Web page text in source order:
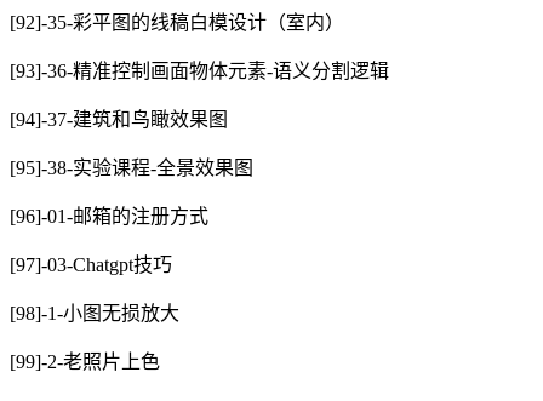
[92]-35-彩平图的线稿白模设计（室内）
[93]-36-精准控制画面物体元素-语义分割逻辑
[94]-37-建筑和鸟瞰效果图
[95]-38-实验课程-全景效果图
[96]-01-邮箱的注册方式
[97]-03-Chatgpt技巧
[98]-1-小图无损放大
[99]-2-老照片上色